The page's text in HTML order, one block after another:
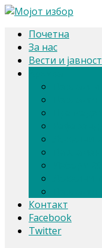
Почетна
За нас
Вести и јавност
Контакт
Facebook
Twitter